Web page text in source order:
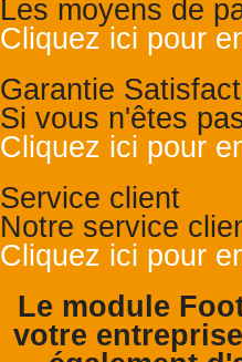
Les moyens de
Cliquez ici pour
Garantie
Si vous n'êtes
Cliquez ici pour
Service client
Notre service
Cliquez ici pour
Le module
votre